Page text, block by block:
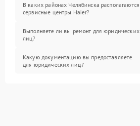
В каких районах Челябинска располагаются
сервисные центры Haier?
Выполняете ли вы ремонт для юридических
лиц?
Какую документацию вы предоставляете
для юридических лиц?